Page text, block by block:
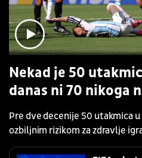
Nekad je 50
danas ni 70 nikoga
Pre dve decenije 50 utakmica
ozbiljnim rizikom za zdravlje